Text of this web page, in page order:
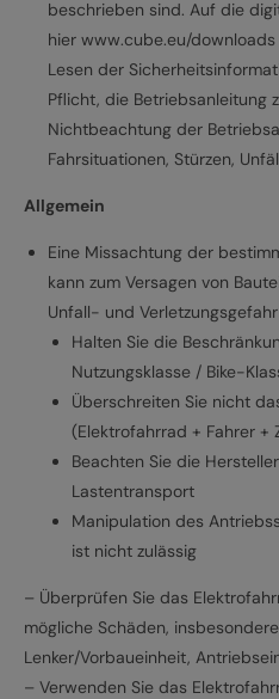
beschrieben sind. Auf die
hier www.cube.eu/
Lesen der
Pflicht, die Betriebsanleitung
Nichtbeachtung der
Fahrsituationen, Stürzen,
Allgemein
Eine Missachtung der
kann zum Versagen von
Unfall- und
Halten Sie die
Nutzungsklasse / Bike-
Überschreiten Sie nicht
(Elektrofahrrad + Fahrer +
Beachten Sie die
Lastentransport
Manipulation des
ist nicht zulässig
– Überprüfen Sie das
mögliche Schäden,
Lenker/Vorbaueinheit,
– Verwenden Sie das